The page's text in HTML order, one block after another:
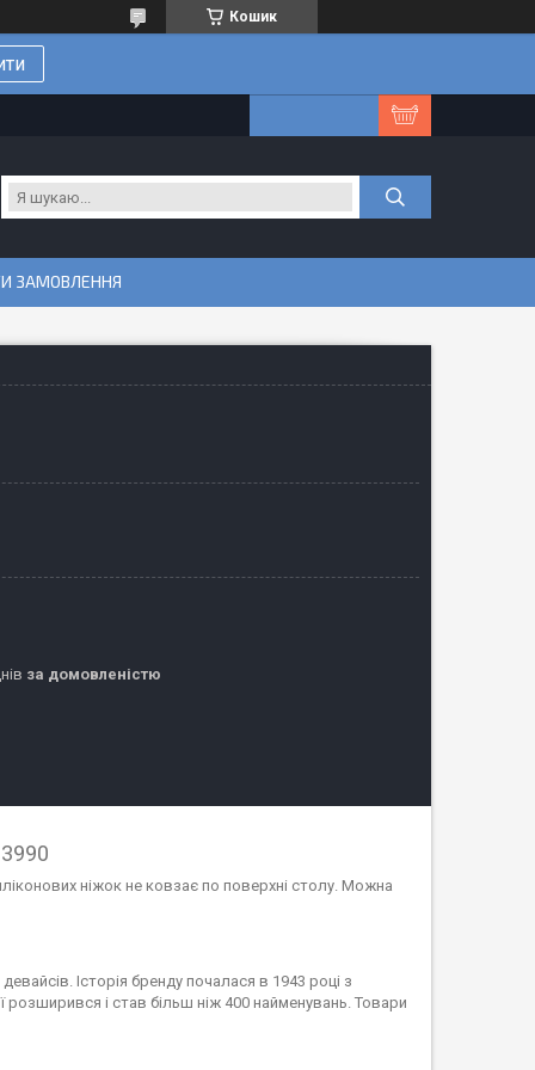
Кошик
ЗАМОВЛЕННЯ
за домовленістю
ніжок не ковзає по поверхні столу. Можна
Історія бренду почалася в 1943 році з
розширився і став більш ніж 400 найменувань. Товари